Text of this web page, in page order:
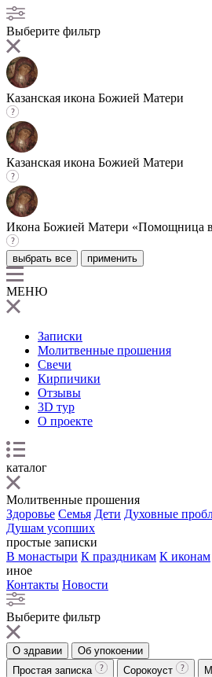
Выберите фильтр
Казанская икона Божией Матери
Казанская икона Божией Матери
Икона Божией Матери «Помощница в
выбрать все применить
МЕНЮ
Записки
Молитвенные прошения
Свечи
Кирпичики
Отзывы
3D тур
О проекте
каталог
Молитвенные прошения
Здоровье Семья Дети Духовные
Душам усопших
простые записки
В монастыри К праздникам К иконам
иное
Контакты Новости
Выберите фильтр
О здравии
Об упокоении
Простая записка
Сорокоуст